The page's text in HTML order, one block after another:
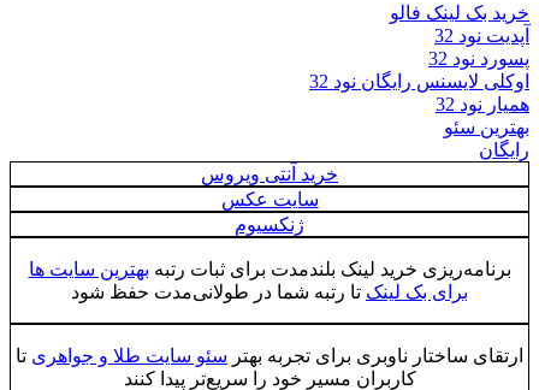
خرید بک لینک فالو
آپدیت نود 32
پسورد نود 32
اوکلی لایسنس رایگان نود 32
همیار نود 32
بهترین سئو
رایگان
خرید آنتی ویروس
سایت عکس
ژنکسیوم
برنامه‌ریزی خرید لینک بلندمدت برای ثبات رتبه بهترین سایت ها
برای بک لینک تا رتبه شما در طولانی‌مدت حفظ شود
ارتقای ساختار ناوبری برای تجربه بهتر سئو سایت طلا و جواهری تا
کاربران مسیر خود را سریع‌تر پیدا کنند